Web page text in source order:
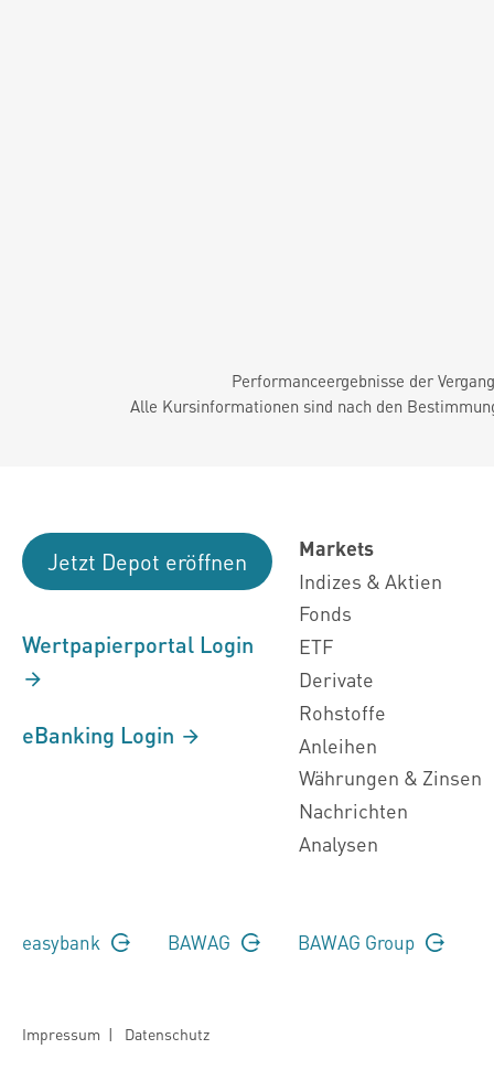
Performanceergebnisse der
Alle Kursinformationen sind nach den
Jetzt Depot eröffnen
Wertpapierportal Login
eBanking Login
Markets
Indizes & Aktien
Fonds
ETF
Derivate
Rohstoffe
Anleihen
Währungen & Zinsen
Nachrichten
Analysen
easybank BAWAG BAWAG Group
Impressum | Datenschutz